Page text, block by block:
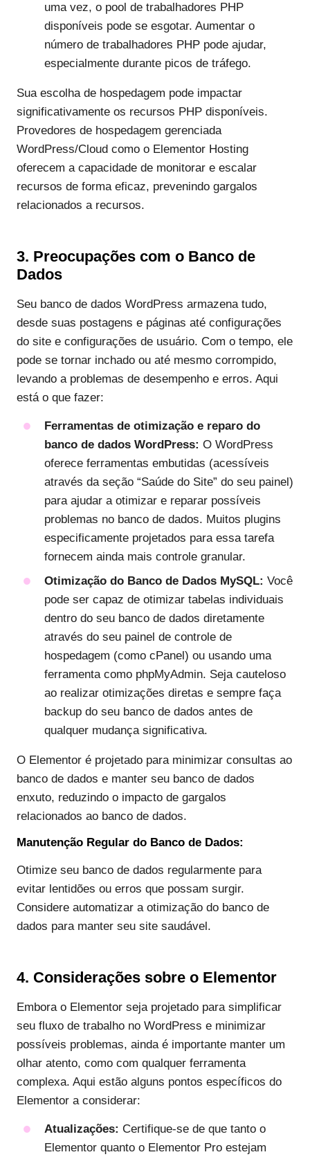
uma vez, o pool de trabalhadores PHP
disponíveis pode se esgotar. Aumentar o
número de trabalhadores PHP pode ajudar,
especialmente durante picos de tráfego.
Sua escolha de hospedagem pode impactar
significativamente os recursos PHP disponíveis.
Provedores de hospedagem gerenciada
WordPress/Cloud como o Elementor Hosting
oferecem a capacidade de monitorar e escalar
recursos de forma eficaz, prevenindo gargalos
relacionados a recursos.
3. Preocupações com o Banco de
Dados
Seu banco de dados WordPress armazena tudo,
desde suas postagens e páginas até configurações
do site e configurações de usuário. Com o tempo, ele
pode se tornar inchado ou até mesmo corrompido,
levando a problemas de desempenho e erros. Aqui
está o que fazer:
Ferramentas de otimização e reparo do
banco de dados WordPress: O WordPress
oferece ferramentas embutidas (acessíveis
através da seção “Saúde do Site” do seu painel)
para ajudar a otimizar e reparar possíveis
problemas no banco de dados. Muitos plugins
especificamente projetados para essa tarefa
fornecem ainda mais controle granular.
Otimização do Banco de Dados MySQL: Você
pode ser capaz de otimizar tabelas individuais
dentro do seu banco de dados diretamente
através do seu painel de controle de
hospedagem (como cPanel) ou usando uma
ferramenta como phpMyAdmin. Seja cauteloso
ao realizar otimizações diretas e sempre faça
backup do seu banco de dados antes de
qualquer mudança significativa.
O Elementor é projetado para minimizar consultas ao
banco de dados e manter seu banco de dados
enxuto, reduzindo o impacto de gargalos
relacionados ao banco de dados.
Manutenção Regular do Banco de Dados:
Otimize seu banco de dados regularmente para
evitar lentidões ou erros que possam surgir.
Considere automatizar a otimização do banco de
dados para manter seu site saudável.
4. Considerações sobre o Elementor
Embora o Elementor seja projetado para simplificar
seu fluxo de trabalho no WordPress e minimizar
possíveis problemas, ainda é importante manter um
olhar atento, como com qualquer ferramenta
complexa. Aqui estão alguns pontos específicos do
Elementor a considerar:
Atualizações: Certifique-se de que tanto o
Elementor quanto o Elementor Pro estejam